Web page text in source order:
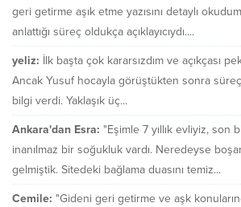
geri getirme aşık etme yazısını detaylı
anlattığı süreç oldukça açıklayıcıydı....
yeliz: İlk başta çok kararsızdım ve açıkçası
Ancak Yusuf hocayla görüştükten sonra
bilgi verdi. Yaklaşık üç...
Ankara'dan Esra: "Eşimle 7 yıllık evliyiz, son
inanılmaz bir soğukluk vardı. Neredeyse
gelmiştik. Sitedeki bağlama duasını temiz...
Cemile: "Gideni geri getirme ve aşk